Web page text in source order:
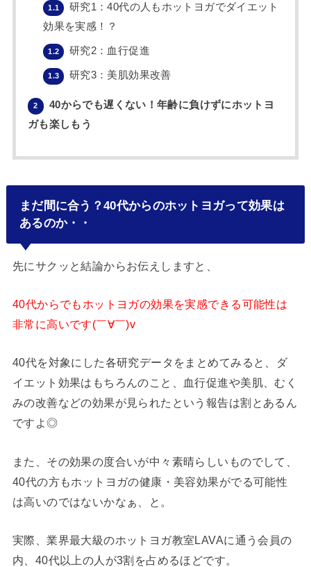
1.1
研究1：40代の人もホットヨガでダイエット
効果を実感！？
1.2 研究2：血行促進
1.3 研究3：美肌効果改善
2
40からでも遅くない！年齢に負けずにホットヨ
ガも楽しもう
まだ間に合う？40代からのホットヨガって効果は
あるのか・・
先にサクッと結論からお伝えしますと、
40代からでもホットヨガの効果を実感できる可能性は
非常に高いです(￣∀￣)v
40代を対象にした各研究データをまとめてみると、ダ
イエット効果はもちろんのこと、血行促進や美肌、むく
みの改善などの効果が見られたという報告は割とあるん
ですよ◎
また、その効果の度合いが中々素晴らしいものでして、
40代の方もホットヨガの健康・美容効果がでる可能性
は高いのではないかなぁ、と。
実際、業界最大級のホットヨガ教室LAVAに通う会員の
内、40代以上の人が3割を占めるほどです。